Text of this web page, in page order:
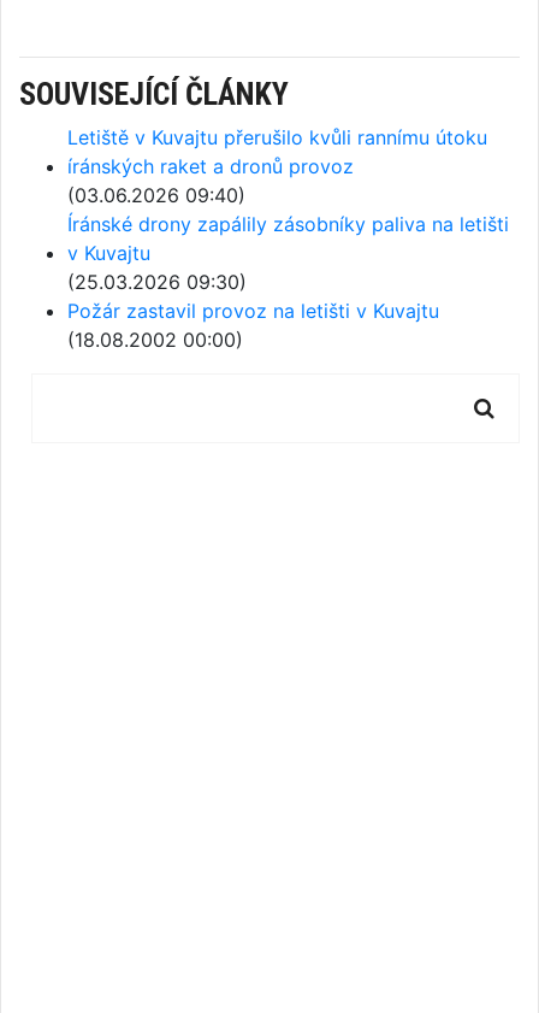
SOUVISEJÍCÍ ČLÁNKY
Letiště v Kuvajtu přerušilo kvůli rannímu útoku
íránských raket a dronů provoz
(03.06.2026 09:40)
Íránské drony zapálily zásobníky paliva na letišti
v Kuvajtu
(25.03.2026 09:30)
Požár zastavil provoz na letišti v Kuvajtu
(18.08.2002 00:00)